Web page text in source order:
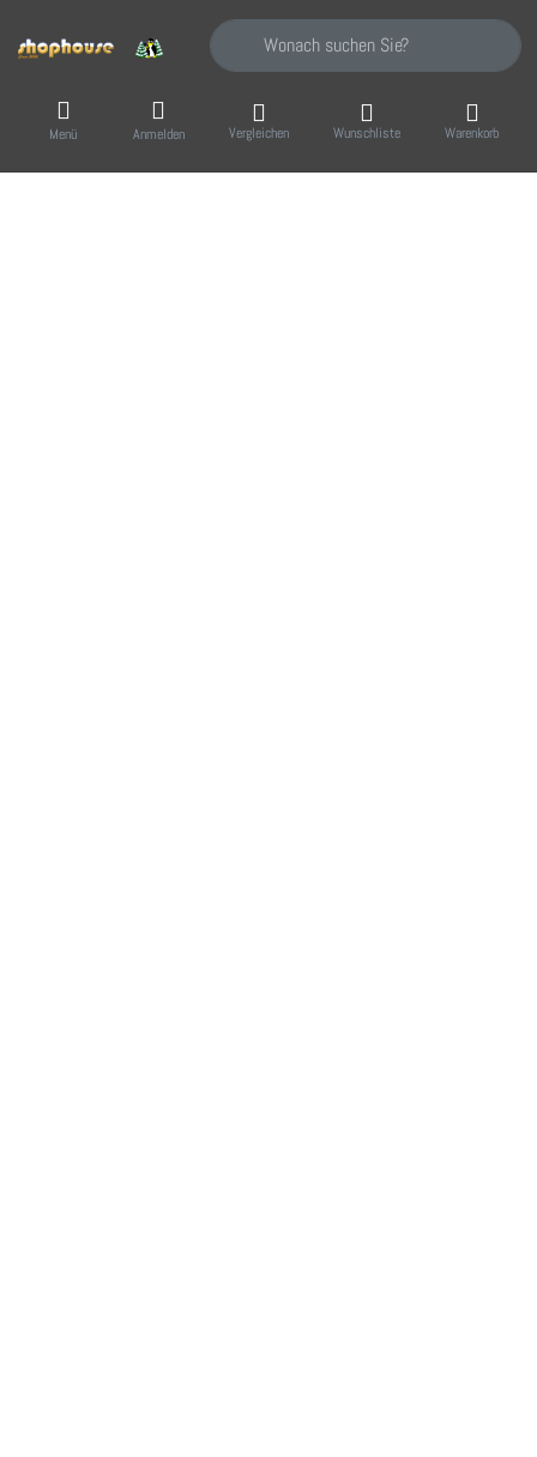
Geben Sie einen Suchbegriff ein. Während
Menü Anmelden Vergleichen Wunschliste Warenkorb